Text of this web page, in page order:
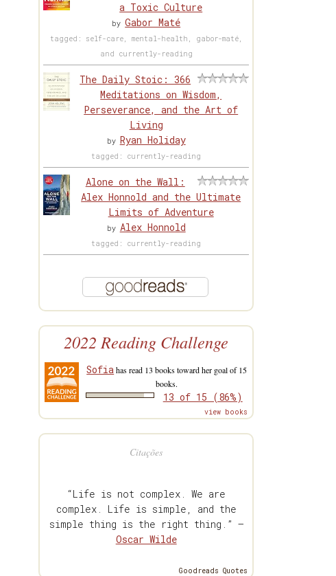
a Toxic Culture
byGabor Maté
tagged: self-care, mental-health, gabor-maté,
and currently-reading
The Daily Stoic: 366
Meditations on Wisdom,
Perseverance, and the Art of
Living
by Ryan Holiday
tagged: currently-reading
Alone on the Wall:
Alex Honnold and the Ultimate
Limits of Adventure
by Alex Honnold
tagged: currently-reading
2022 Reading Challenge
Sofiahas read 13 books toward her goal of 15
books.
13 of 15 (86%)
view books
Citações
“Life is not complex. We are
complex. Life is simple, and the
simple thing is the right thing.” —
Oscar Wilde
Goodreads Quotes